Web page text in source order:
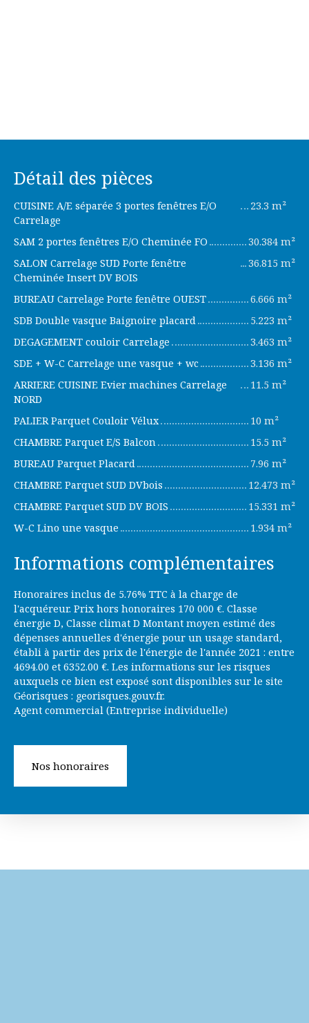
Détail des pièces
CUISINE A/E séparée 3 portes fenêtres E/O
Carrelage
23.3 m²
SAM 2 portes fenêtres E/O Cheminée FO
30.384 m²
SALON Carrelage SUD Porte fenêtre
Cheminée Insert DV BOIS
36.815 m²
BUREAU Carrelage Porte fenêtre OUEST
6.666 m²
SDB Double vasque Baignoire placard
5.223 m²
DEGAGEMENT couloir Carrelage
3.463 m²
SDE + W-C Carrelage une vasque + wc
3.136 m²
ARRIERE CUISINE Evier machines Carrelage
NORD
11.5 m²
PALIER Parquet Couloir Vélux
10 m²
CHAMBRE Parquet E/S Balcon
15.5 m²
BUREAU Parquet Placard
7.96 m²
CHAMBRE Parquet SUD DVbois
12.473 m²
CHAMBRE Parquet SUD DV BOIS
15.331 m²
W-C Lino une vasque
1.934 m²
Informations complémentaires
Honoraires inclus de 5.76% TTC à la charge de
l'acquéreur. Prix hors honoraires 170 000 €. Classe
énergie D, Classe climat D Montant moyen estimé des
dépenses annuelles d'énergie pour un usage standard,
établi à partir des prix de l'énergie de l'année 2021 : entre
4694.00 et 6352.00 €. Les informations sur les risques
auxquels ce bien est exposé sont disponibles sur le site
Géorisques : georisques.gouv.fr.
Agent commercial (Entreprise individuelle)
Nos honoraires